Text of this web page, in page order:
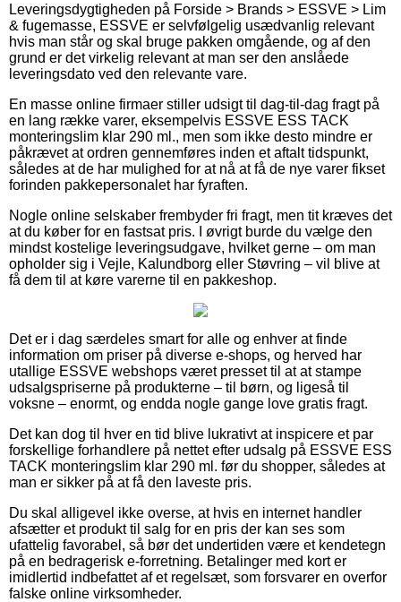
Leveringsdygtigheden på Forside > Brands > ESSVE > Lim
& fugemasse, ESSVE er selvfølgelig usædvanlig relevant
hvis man står og skal bruge pakken omgående, og af den
grund er det virkelig relevant at man ser den anslåede
leveringsdato ved den relevante vare.
En masse online firmaer stiller udsigt til dag-til-dag fragt på
en lang række varer, eksempelvis ESSVE ESS TACK
monteringslim klar 290 ml., men som ikke desto mindre er
påkrævet at ordren gennemføres inden et aftalt tidspunkt,
således at de har mulighed for at nå at få de nye varer fikset
forinden pakkepersonalet har fyraften.
Nogle online selskaber frembyder fri fragt, men tit kræves det
at du køber for en fastsat pris. I øvrigt burde du vælge den
mindst kostelige leveringsudgave, hvilket gerne – om man
opholder sig i Vejle, Kalundborg eller Støvring – vil blive at
få dem til at køre varerne til en pakkeshop.
Det er i dag særdeles smart for alle og enhver at finde
information om priser på diverse e-shops, og herved har
utallige ESSVE webshops været presset til at at stampe
udsalgspriserne på produkterne – til børn, og ligeså til
voksne – enormt, og endda nogle gange love gratis fragt.
Det kan dog til hver en tid blive lukrativt at inspicere et par
forskellige forhandlere på nettet efter udsalg på ESSVE ESS
TACK monteringslim klar 290 ml. før du shopper, således at
man er sikker på at få den laveste pris.
Du skal alligevel ikke overse, at hvis en internet handler
afsætter et produkt til salg for en pris der kan ses som
ufattelig favorabel, så bør det undertiden være et kendetegn
på en bedragerisk e-forretning. Betalinger med kort er
imidlertid indbefattet af et regelsæt, som forsvarer en overfor
falske online virksomheder.